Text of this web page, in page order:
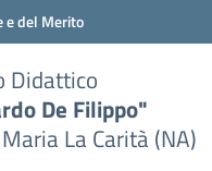
e del Merito
Didattico
De Filippo"
La Carità (NA)